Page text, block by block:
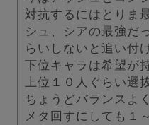
対抗するにはとりま
シュ、シアの最強だ
らいしないと追い付
下位キャラは希望が
上位１０人ぐらい選
ちょうどバランスよ
メタ回すにしても１